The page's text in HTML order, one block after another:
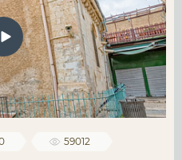
59012